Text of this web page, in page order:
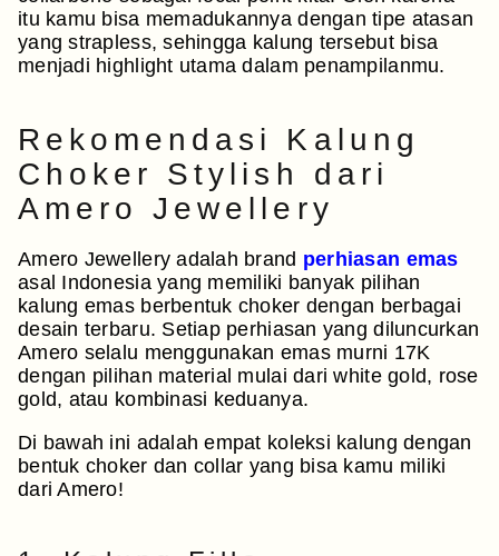
itu kamu bisa memadukannya dengan tipe atasan
yang strapless, sehingga kalung tersebut bisa
menjadi highlight utama dalam penampilanmu.
Rekomendasi Kalung
Choker Stylish dari
Amero Jewellery
Amero Jewellery adalah brand perhiasan emas
asal Indonesia yang memiliki banyak pilihan
kalung emas berbentuk choker dengan berbagai
desain terbaru. Setiap perhiasan yang diluncurkan
Amero selalu menggunakan emas murni 17K
dengan pilihan material mulai dari white gold, rose
gold, atau kombinasi keduanya.
Di bawah ini adalah empat koleksi kalung dengan
bentuk choker dan collar yang bisa kamu miliki
dari Amero!